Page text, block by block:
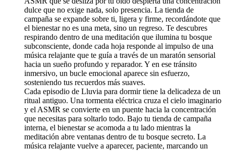
dulce que no exige nada, solo presencia. La tienda de
campaña se expande sobre ti, ligera y firme, recordándote que
el bienestar no es una meta, sino un regreso. Te descubres
respirando dentro de una meditación que ilumina tu bosque
subconsciente, donde cada hoja responde al impulso de una
música relajante que te guía a través de un maratón sensorial
hacia un sueño profundo y reparador. Y en ese tránsito
inmersivo, un bucle emocional aparece sin esfuerzo,
sosteniendo tus recuerdos más suaves.
Cada episodio de Lluvia para dormir tiene la delicadeza de un
ritual antiguo. Una tormenta eléctrica cruza el cielo imaginario
y el ASMR se convierte en un puente hacia la concentración
que necesitas para soltarlo todo. Bajo tu tienda de campaña
interna, el bienestar se acomoda a tu lado mientras la
meditación abre ventanas dentro de tu bosque secreto. La
música relajante vuelve a aparecer, paciente, marcando un